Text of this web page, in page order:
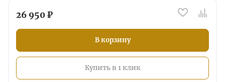
26 950 ₽
В корзину
Купить в 1 клик